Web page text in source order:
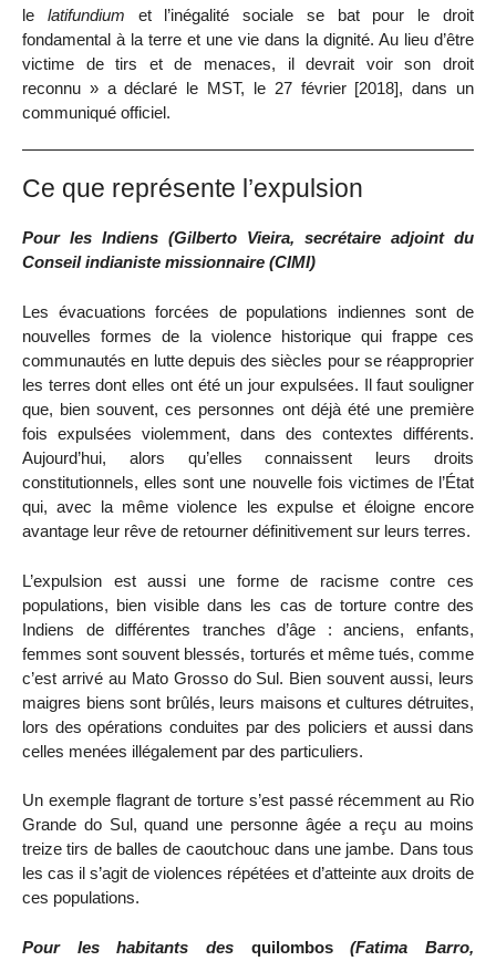
le latifundium et l’inégalité sociale se bat pour le droit
fondamental à la terre et une vie dans la dignité. Au lieu d’être
victime de tirs et de menaces, il devrait voir son droit
reconnu » a déclaré le MST, le 27 février [2018], dans un
communiqué officiel.
Ce que représente l’expulsion
Pour les Indiens (Gilberto Vieira, secrétaire adjoint du
Conseil indianiste missionnaire (CIMI)
Les évacuations forcées de populations indiennes sont de
nouvelles formes de la violence historique qui frappe ces
communautés en lutte depuis des siècles pour se réapproprier
les terres dont elles ont été un jour expulsées. Il faut souligner
que, bien souvent, ces personnes ont déjà été une première
fois expulsées violemment, dans des contextes différents.
Aujourd’hui, alors qu’elles connaissent leurs droits
constitutionnels, elles sont une nouvelle fois victimes de l’État
qui, avec la même violence les expulse et éloigne encore
avantage leur rêve de retourner définitivement sur leurs terres.
L’expulsion est aussi une forme de racisme contre ces
populations, bien visible dans les cas de torture contre des
Indiens de différentes tranches d’âge : anciens, enfants,
femmes sont souvent blessés, torturés et même tués, comme
c’est arrivé au Mato Grosso do Sul. Bien souvent aussi, leurs
maigres biens sont brûlés, leurs maisons et cultures détruites,
lors des opérations conduites par des policiers et aussi dans
celles menées illégalement par des particuliers.
Un exemple flagrant de torture s’est passé récemment au Rio
Grande do Sul, quand une personne âgée a reçu au moins
treize tirs de balles de caoutchouc dans une jambe. Dans tous
les cas il s’agit de violences répétées et d’atteinte aux droits de
ces populations.
Pour les habitants des quilombos(Fatima Barro,